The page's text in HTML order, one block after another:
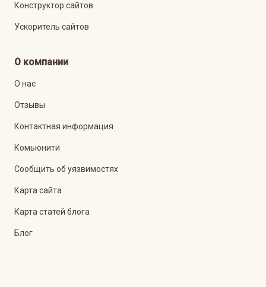
Конструктор сайтов
Ускоритель сайтов
О компании
О нас
Отзывы
Контактная информация
Комьюнити
Сообщить об уязвимостях
Карта сайта
Карта статей блога
Блог